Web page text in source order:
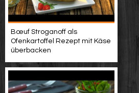
Bœuf Stroganoff als
Ofenkartoffel Rezept mit Käse
überbacken